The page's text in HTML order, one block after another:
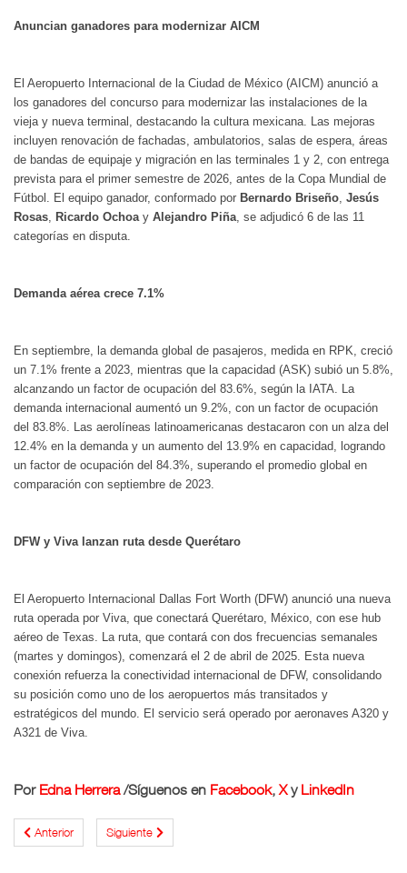
Anuncian ganadores para modernizar AICM
El Aeropuerto Internacional de la Ciudad de México (AICM) anunció a
los ganadores del concurso para modernizar las instalaciones de la
vieja y nueva terminal, destacando la cultura mexicana. Las mejoras
incluyen renovación de fachadas, ambulatorios, salas de espera, áreas
de bandas de equipaje y migración en las terminales 1 y 2, con entrega
prevista para el primer semestre de 2026, antes de la Copa Mundial de
Fútbol. El equipo ganador, conformado por Bernardo Briseño Jesús
Rosas Ricardo Ochoa y Alejandro Piña , se adjudicó 6 de las 11
categorías en disputa.
Demanda aérea crece 7.1%
En septiembre, la demanda global de pasajeros, medida en RPK, creció
un 7.1% frente a 2023, mientras que la capacidad (ASK) subió un 5.8%,
alcanzando un factor de ocupación del 83.6%, según la IATA. La
demanda internacional aumentó un 9.2%, con un factor de ocupación
del 83.8%. Las aerolíneas latinoamericanas destacaron con un alza del
12.4% en la demanda y un aumento del 13.9% en capacidad, logrando
un factor de ocupación del 84.3%, superando el promedio global en
comparación con septiembre de 2023.
DFW y Viva lanzan ruta desde Querétaro
El Aeropuerto Internacional Dallas Fort Worth (DFW) anunció una nueva
ruta operada por Viva, que conectará Querétaro, México, con ese hub
aéreo de Texas. La ruta, que contará con dos frecuencias semanales
(martes y domingos), comenzará el 2 de abril de 2025. Esta nueva
conexión refuerza la conectividad internacional de DFW, consolidando
su posición como uno de los aeropuertos más transitados y
estratégicos del mundo. El servicio será operado por aeronaves A320 y
A321 de Viva.
Por Edna Herrera/Síguenos en Facebook, Xy LinkedIn
Anterior Siguiente